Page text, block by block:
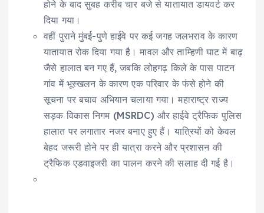
होने के बाद सुबह करीब चार बजे से यातायात डायवर्ट कर
दिया गया।
वहीं पुराने मुंबई-पुणे हाईवे पर कई जगह जलभराव के कारण
यातायात रोक दिया गया है। मावल और ताम्हिणी घाट में बाढ़
जैसे हालात बन गए हैं, जबकि लोहगढ़ किले के पास पाटन
गांव में भूस्खलन के कारण एक परिवार के फंसे होने की
सूचना पर बचाव अभियान चलाया गया। महाराष्ट्र राज्य
सड़क विकास निगम (MSRDC) और हाईवे ट्रैफिक पुलिस
हालात पर लगातार नजर बनाए हुए हैं। यात्रियों को केवल
बेहद जरूरी होने पर ही यात्रा करने और प्रशासन की
ट्रैफिक एडवाइजरी का पालन करने की सलाह दी गई है।